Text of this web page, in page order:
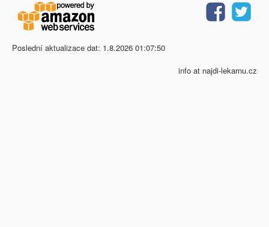
Poslední aktualizace dat: 1.8.2026 01:07:50
info at najdi-lekarnu.cz